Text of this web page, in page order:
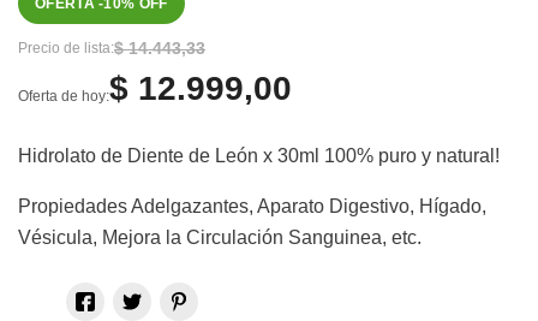
OFERTA -10% OFF
Precio de lista:$ 14.443,33
Oferta de hoy:$ 12.999,00
Hidrolato de Diente de León x 30ml 100% puro y natural!
Propiedades Adelgazantes, Aparato Digestivo, Hígado,
Vésicula, Mejora la Circulación Sanguinea, etc.